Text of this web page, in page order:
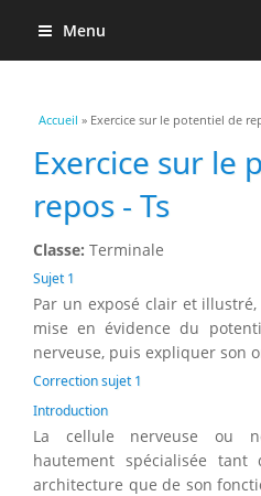
Menu
Vous êtes ici
Accueil » Exercice sur le potentiel de
Exercice sur le
repos - Ts
Classe: Terminale
Sujet 1
Par un exposé clair et
mise en évidence du
nerveuse, puis expliquer son
Correction sujet 1
Introduction
La cellule nerveuse ou
hautement spécialisée
architecture que de son